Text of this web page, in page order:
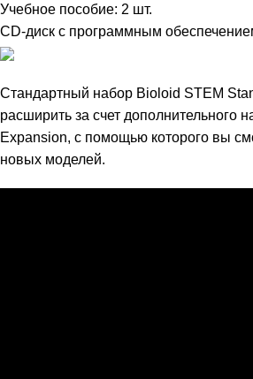
Учебное пособие: 2 шт.
CD-диск с программным
Стандартный набор Bioloid STEM
расширить за счет дополнительного
Expansion, с помощью которого вы
новых моделей.